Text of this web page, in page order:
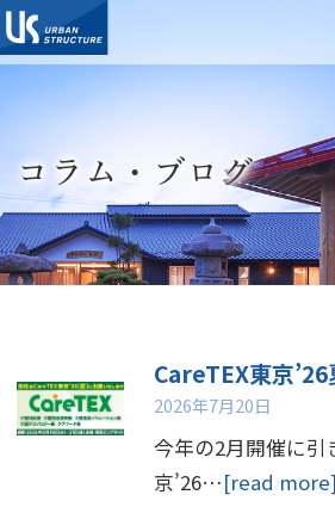
コラム・ブログ
CareTEX東京
2026年7月20日
今年の2月開催に引
京’26…[read more]